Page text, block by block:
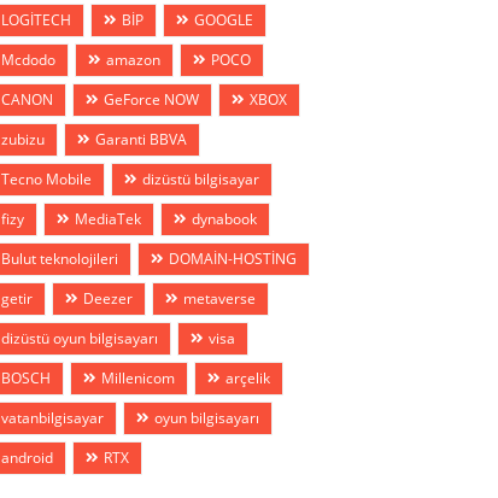
LOGİTECH
BİP
GOOGLE
Mcdodo
amazon
POCO
CANON
GeForce NOW
XBOX
zubizu
Garanti BBVA
Tecno Mobile
dizüstü bilgisayar
fizy
MediaTek
dynabook
Bulut teknolojileri
DOMAİN-HOSTİNG
getir
Deezer
metaverse
dizüstü oyun bilgisayarı
visa
BOSCH
Millenicom
arçelik
vatanbilgisayar
oyun bilgisayarı
android
RTX